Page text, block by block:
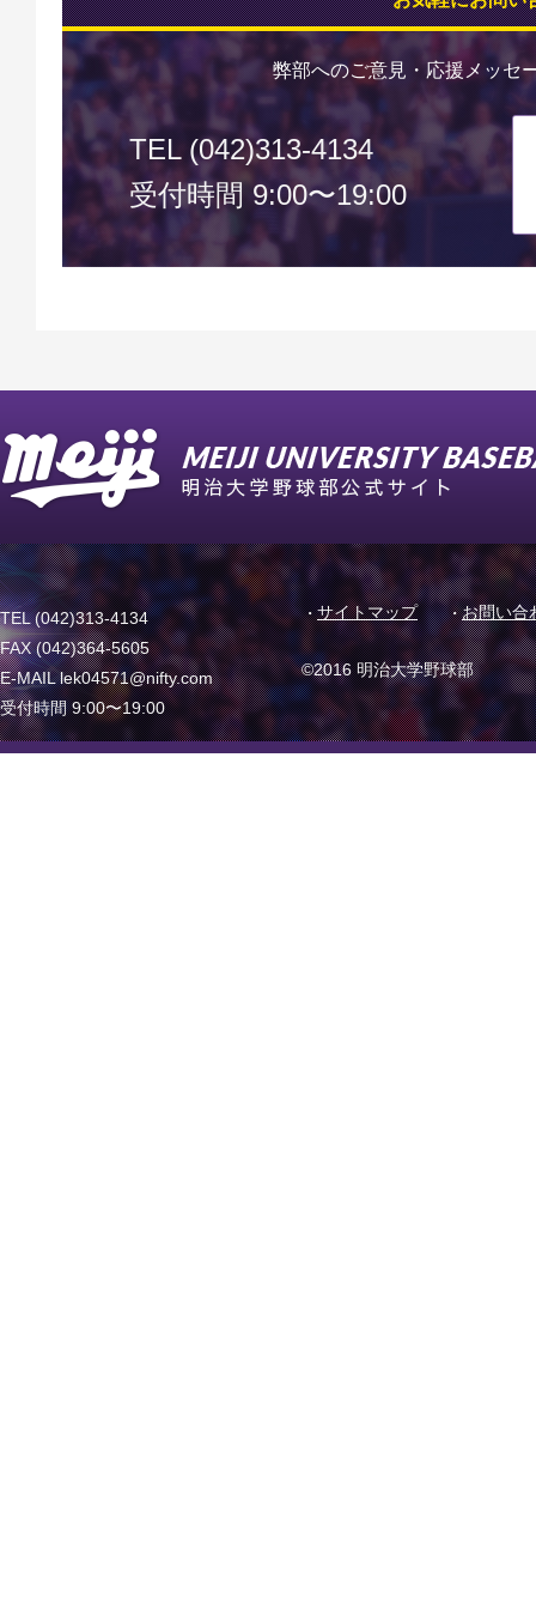
弊部へのご意見・応援メッセ
TEL (042)313-4134
受付時間 9:00〜19:00
TEL (042)313-4134
FAX (042)364-5605
E-MAIL lek04571@nifty.com
受付時間 9:00〜19:00
サイトマップ お問い合
©2016 明治大学野球部